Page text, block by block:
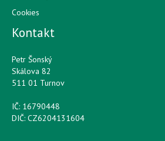
Cookies
Kontakt
Petr Šonský
Skálova 82
511 01 Turnov
IČ: 16790448
DIČ: CZ6204131604